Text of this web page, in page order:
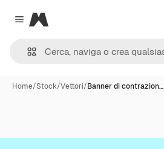
Close menu
Magnific
Home/Stock/Vettori/Banner di contrazion…